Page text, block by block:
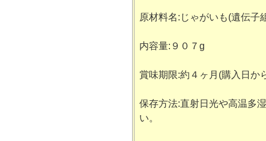
原材料名:じゃがいも(遺伝子
内容量:９０７g
賞味期限:約４ヶ月(購入日か
保存方法:直射日光や高温多
い。